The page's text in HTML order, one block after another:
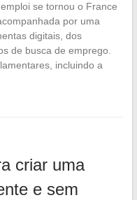
se tornou o France
por uma
digitais, dos
de busca de emprego.
incluindo a
criar uma
e sem